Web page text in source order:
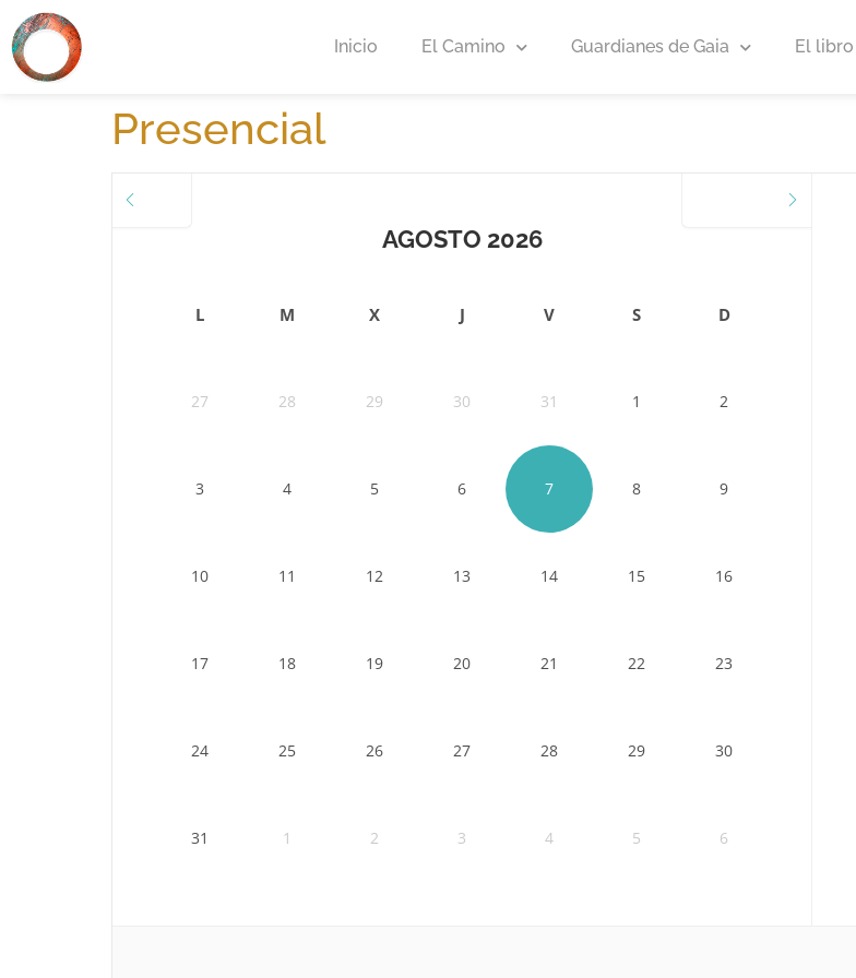
Inicio El Camino Guardianes de Gaia El libro
Presencial
AGOSTO 2026
L M X J V S D
27 28 29 30 31 1 2
3 4 5 6 7 8 9
10 11 12 13 14 15 16
17 18 19 20 21 22 23
24 25 26 27 28 29 30
31 1 2 3 4 5 6